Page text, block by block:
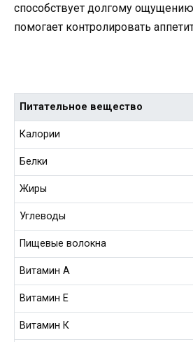
способствует долгому
помогает контролировать
Питательное вещество
Калории
Белки
Жиры
Углеводы
Пищевые волокна
Витамин А
Витамин Е
Витамин К